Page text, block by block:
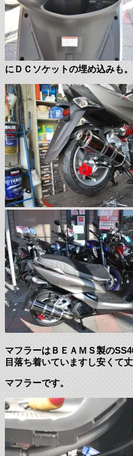
にＤＣソケットの埋め込みも
マフラーはＢＥＡＭＳ製の
目落ち着いていますし安くて
マフラーです。